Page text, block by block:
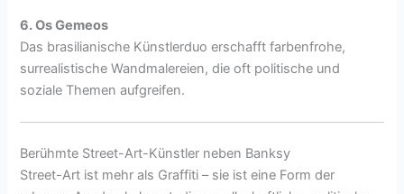
6. Os Gemeos
Das brasilianische Künstlerduo erschafft farbenfrohe,
surrealistische Wandmalereien, die oft politische und
soziale Themen aufgreifen.
Berühmte Street-Art-Künstler neben Banksy
Street-Art ist mehr als Graffiti – sie ist eine Form der